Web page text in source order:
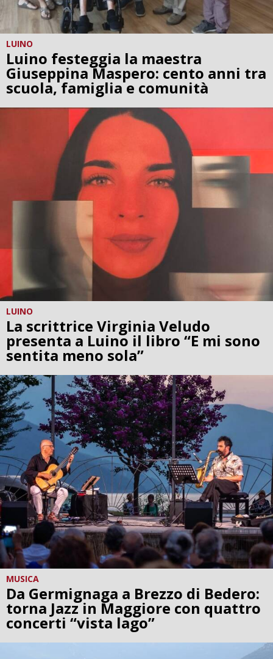
LUINO
Luino festeggia la maestra
Giuseppina Maspero: cento anni tra
scuola, famiglia e comunità
LUINO
La scrittrice Virginia Veludo
presenta a Luino il libro “E mi sono
sentita meno sola”
MUSICA
Da Germignaga a Brezzo di Bedero:
torna Jazz in Maggiore con quattro
concerti “vista lago”